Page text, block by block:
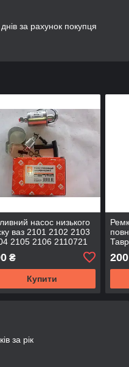
за рахунок покупця
насос низького
ваз 2101 2102 2103
2105 2106 2110721
2109 заз 1102 1103
₴
Купити
200
за рік